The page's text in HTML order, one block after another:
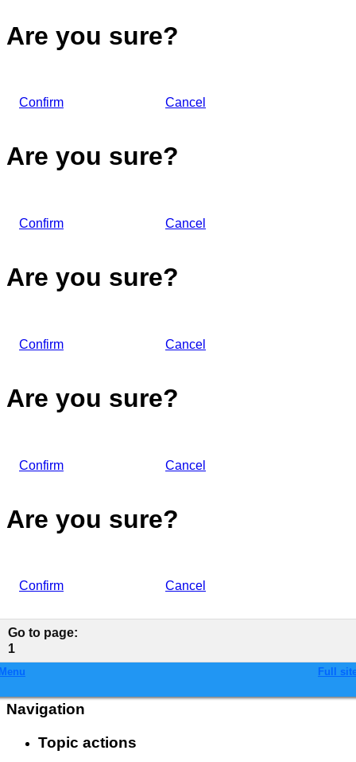
Are you sure?
Confirm Cancel
Are you sure?
Confirm Cancel
Are you sure?
Confirm Cancel
Are you sure?
Confirm Cancel
Are you sure?
Confirm Cancel
Go to page:
1
Full
Navigation
Topic actions